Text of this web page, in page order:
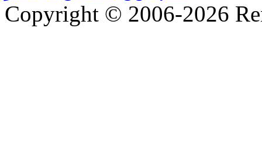
Copyright © 2006-2026